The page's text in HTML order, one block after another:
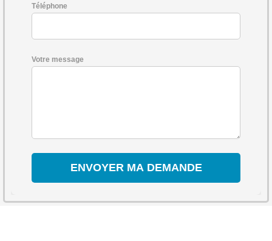
Téléphone
Votre message